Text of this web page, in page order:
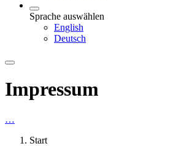
Sprache auswählen
English
Deutsch
Impressum
…
Start